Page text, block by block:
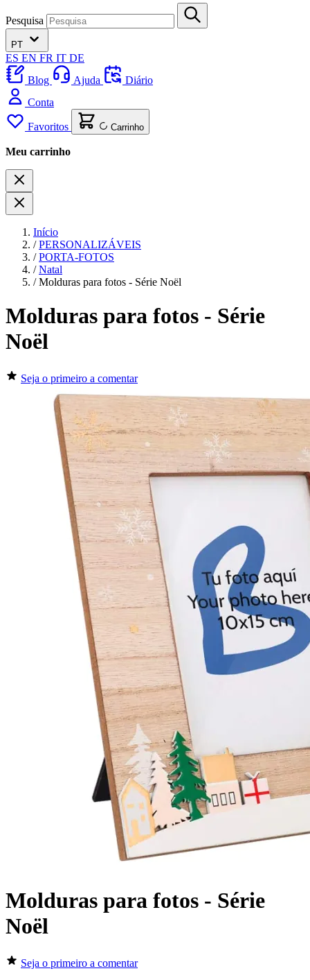
Pesquisa
PT
ES EN FR IT DE
Blog
Ajuda
Diário
Conta
Favoritos Carrinho
Meu carrinho
Início
/ PERSONALIZÁVEIS
/ PORTA-FOTOS
/ Natal
/ Molduras para fotos - Série Noël
Molduras para fotos - Série
Noël
Seja o primeiro a comentar
Molduras para fotos - Série
Noël
Seja o primeiro a comentar